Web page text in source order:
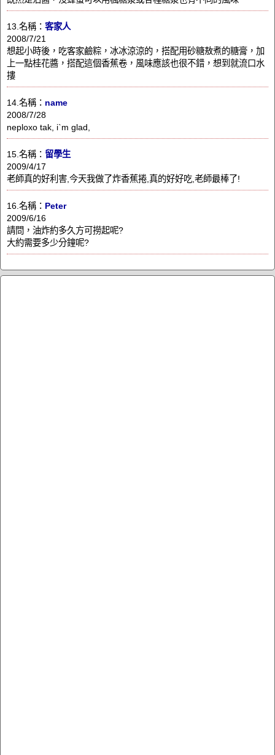
13.名稱： 客家人
2008/7/21
想起小時後，吃客家鹼粽，冰冰涼涼的，搭配用砂糖敖煮的糖膏，加
上一點桂花醬，搭配這個香蕉卷，風味應該也很不錯，想到就流口水
摟
14.名稱： name
2008/7/28
neploxo tak, i`m glad,
15.名稱： 留學生
2009/4/17
老師真的好利害,今天我做了炸香蕉捲,真的好好吃,老師最棒了!
16.名稱： Peter
2009/6/16
請問，油炸約多久方可撈起呢?
大約需要多少分鐘呢?